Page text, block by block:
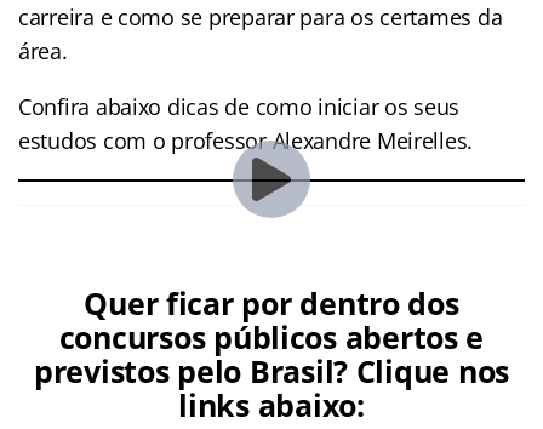
carreira e como se preparar para os certames da
área.
Confira abaixo dicas de como iniciar os seus
estudos com o professor Alexandre Meirelles.
Quer ficar por dentro dos
concursos públicos abertos e
previstos pelo Brasil? Clique nos
links abaixo: